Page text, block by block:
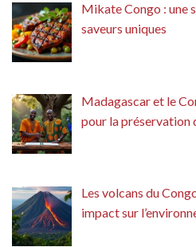
Mikate Congo : une
saveurs uniques
Madagascar et le
pour la préservation
Les volcans du
impact sur